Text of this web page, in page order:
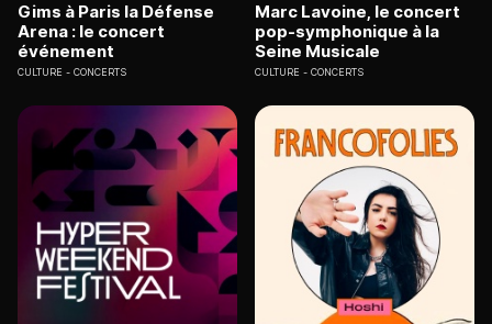
Gims à Paris la Défense
Arena : le concert
événement
CULTURE CONCERTS
Marc Lavoine, le concert
pop-symphonique à la
Seine Musicale
CULTURE CONCERTS